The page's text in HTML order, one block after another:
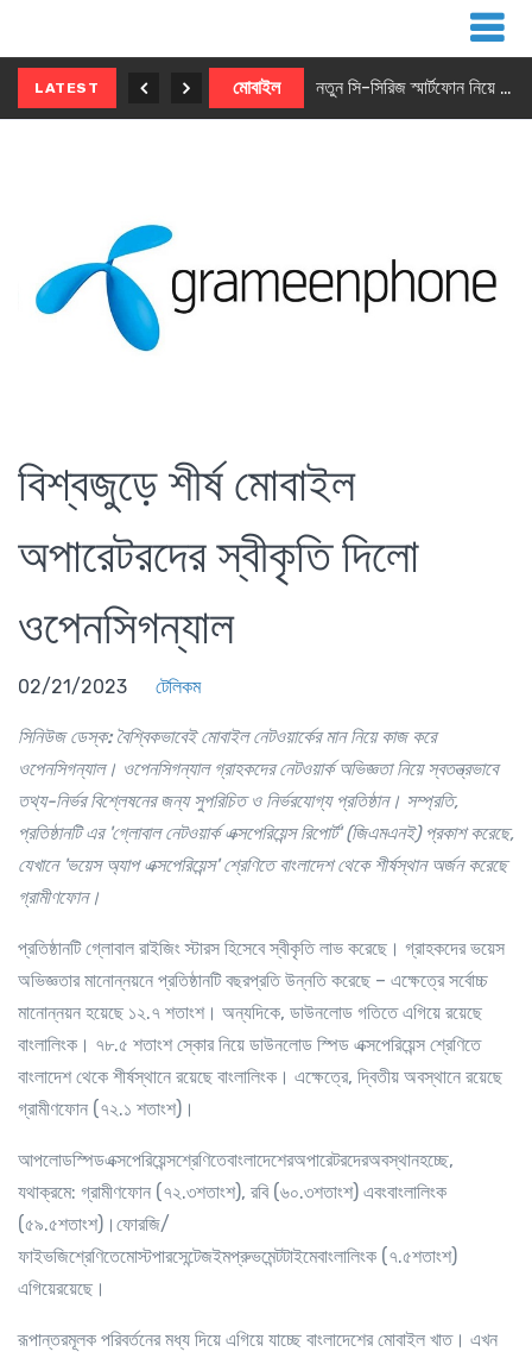
LATEST মোবাইল নতুন সি-সিরিজ স্মার্টফোন নিয়ে আসছে রিয়েলমি
বিশ্বজুড়ে শীর্ষ মোবাইল
অপারেটরদের স্বীকৃতি দিলো
ওপেনসিগন্যাল
02/21/2023 টেলিকম
সিনিউজ ডেস্ক:বৈশ্বিকভাবেই মোবাইল নেটওয়ার্কের মান নিয়ে কাজ করে
ওপেনসিগন্যাল। ওপেনসিগন্যাল গ্রাহকদের নেটওয়ার্ক অভিজ্ঞতা নিয়ে স্বতন্ত্রভাবে
তথ্য-নির্ভর বিশ্লেষনের জন্য সুপরিচিত ও নির্ভরযোগ্য প্রতিষ্ঠান। সম্প্রতি,
প্রতিষ্ঠানটি এর গ্লোবাল নেটওয়ার্ক এক্সপেরিয়েন্স রিপোর্ট'(জিএমএনই) প্রকাশ করেছে,
যেখানে ভয়েস অ্যাপ এক্সপেরিয়েন্স' শ্রেণিতে বাংলাদেশ থেকে শীর্ষস্থান অর্জন করেছে
গ্রামীণফোন।
প্রতিষ্ঠানটি গ্লোবাল রাইজিং স্টারস হিসেবে স্বীকৃতি লাভ করেছে। গ্রাহকদের ভয়েস
অভিজ্ঞতার মানোন্নয়নে প্রতিষ্ঠানটি বছরপ্রতি উন্নতি করেছে – এক্ষেত্রে সর্বোচ্চ
মানোন্নয়ন হয়েছে ১২.৭ শতাংশ। অন্যদিকে, ডাউনলোড গতিতে এগিয়ে রয়েছে
বাংলালিংক। ৭৮.৫ শতাংশ স্কোর নিয়ে ডাউনলোড স্পিড এক্সপেরিয়েন্স শ্রেণিতে
বাংলাদেশ থেকে শীর্ষস্থানে রয়েছে বাংলালিংক। এক্ষেত্রে, দ্বিতীয় অবস্থানে রয়েছে
গ্রামীণফোন (৭২.১ শতাংশ)।
আপলোডস্পিডএক্সপেরিয়েন্সশ্রেণিতেবাংলাদেশেরঅপারেটরদেরঅবস্থানহচ্ছে,
যথাক্রমে: গ্রামীণফোন (৭২.৩শতাংশ), রবি (৬০.৩শতাংশ) এবংবাংলালিংক
(৫৯.৫শতাংশ)।ফোরজি/
ফাইভজিশ্রেণিতেমোস্টপারসেন্টেজইমপ্রুভমেন্টটাইমেবাংলালিংক (৭.৫শতাংশ)
এগিয়েরয়েছে।
রূপান্তরমূলক পরিবর্তনের মধ্য দিয়ে এগিয়ে যাচ্ছে বাংলাদেশের মোবাইল খাত। এখন